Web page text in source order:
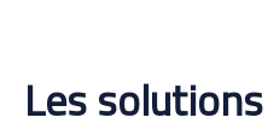
Les